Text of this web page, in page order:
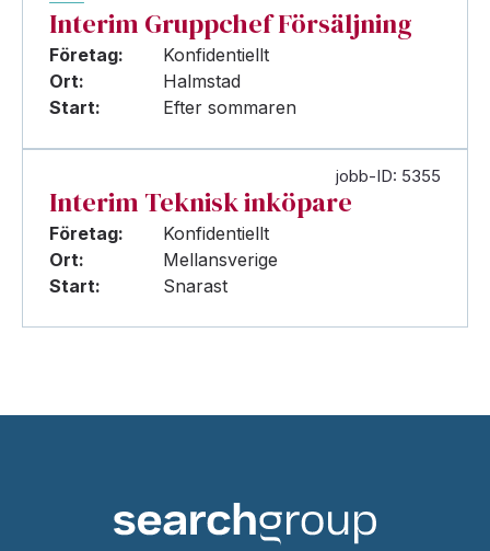
Interim Gruppchef Försäljning
Företag:
Konfidentiellt
Ort:
Halmstad
Start:
Efter sommaren
jobb-ID: 5355
Interim Teknisk inköpare
Företag:
Konfidentiellt
Ort:
Mellansverige
Start:
Snarast